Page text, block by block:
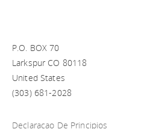
P.O. BOX 70
Larkspur CO 80118
United States
(303) 681-2028
Declaracao De Principios